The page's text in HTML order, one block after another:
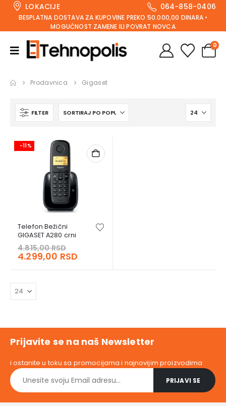
LOKACIJE 064-858-0406
BESPLATNA DOSTAVA ZA KUPOVINE PREKO 50.000,00 DINARA •
MOGUĆNOST ZAMENE ILI POVRAT NOVCA
0
Prodavnica Gigaset
FILTER
-11%
Telefon Bežični
GIGASET A280 crni
4.815,00RSD
price
4.815,00 RSD.
4.299,00 RSD
is:
Prijavite se na naš Newsletter
i ostanite u toku sa promocijama i najnovijim proizvodima